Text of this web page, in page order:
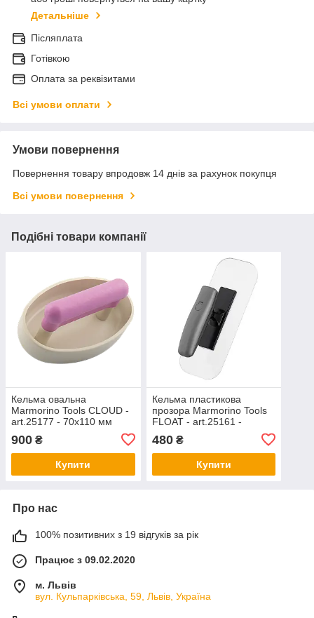
Детальніше
Післяплата
Готівкою
Оплата за реквізитами
Всі умови оплати
Умови повернення
Повернення товару впродовж 14 днів за рахунок покупця
Всі умови повернення
Подібні товари компанії
Кельма овальна
Marmorino Tools CLOUD -
art.25177 - 70x110 мм
900 ₴
Купити
Кельма пластикова
прозора Marmorino Tools
FLOAT - art.25161 -
480₴
Купити
Про нас
100% позитивних з 19 відгуків за рік
Працює з 09.02.2020
м. Львів
вул. Кульпарківська, 59, Львів, Україна